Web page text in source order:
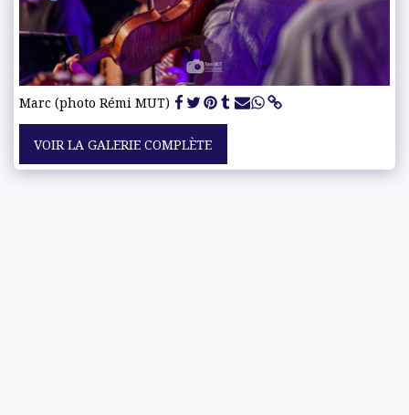
Marc (photo Rémi MUT)
VOIR LA GALERIE COMPLÈTE